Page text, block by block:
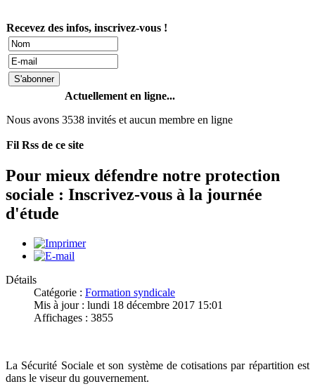
Recevez des infos, inscrivez-vous !
Actuellement en ligne...
Nous avons 3538 invités et aucun membre en ligne
Fil Rss de ce site
Pour mieux défendre notre protection
sociale : Inscrivez-vous à la journée
d'étude
Détails
Catégorie : Formation syndicale
Mis à jour : lundi 18 décembre 2017 15:01
Affichages : 3855
La Sécurité Sociale et son système de cotisations par répartition est
dans le viseur du gouvernement.